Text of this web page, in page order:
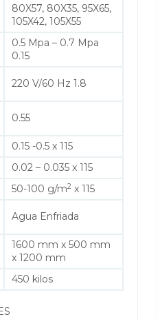
80X57, 80X35, 95X65,
105X42, 105X55
0.5 Mpa – 0.7 Mpa
0.15
220 V/60 Hz 1.8
0.55
0.15 -0.5 x 115
0.02 – 0.035 x 115
50-100 g/m2 x 115
Agua Enfriada
1600 mm x 500 mm
x 1200 mm
450 kilos